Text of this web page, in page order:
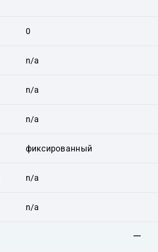
0
n/a
n/a
n/a
фиксированный
n/a
n/a